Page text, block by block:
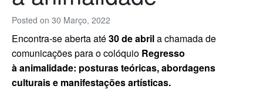
Posted on 30 Março, 2022
Encontra-se aberta até30 de abrila chamada de
comunicações para o colóquio Regresso
àanimalidade: posturas teóricas, abordagens
culturais e manifestações artísticas.